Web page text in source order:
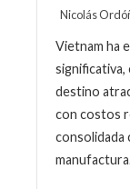
Nicolás
Vietnam ha
significativa,
destino
con costos
consolidada